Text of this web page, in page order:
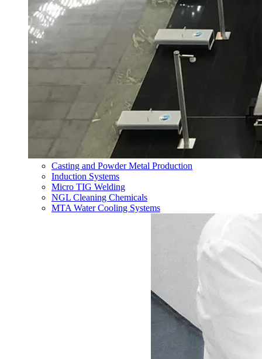
Casting and Powder Metal Production
Induction Systems
Micro TIG Welding
NGL Cleaning Chemicals
MTA Water Cooling Systems